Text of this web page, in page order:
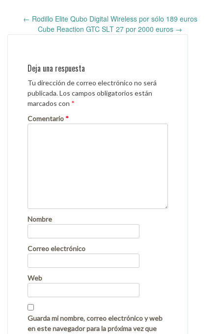
navigation
← Rodillo Elite Qubo Digital Wireless por sólo 189 euros
Cube Reaction GTC SLT 27 por 2000 euros →
Deja una respuesta
Tu dirección de correo electrónico no será
publicada.Los campos obligatorios están
marcados con *
Comentario *
Nombre
Correo electrónico
Web
Guarda mi nombre, correo electrónico y web
en este navegador para la próxima vez que